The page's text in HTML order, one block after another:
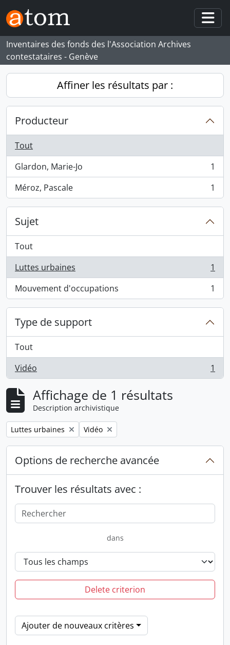
Skip to main content
Inventaires des fonds des l'Association Archives
contestataires - Genève
Affiner les résultats par :
Producteur
Tout
Glardon, Marie-Jo
, 1 résultats
1
Méroz, Pascale
, 1 résultats 1
Sujet
Tout
Luttes urbaines
, 1 résultats
1
Mouvement d'occupations
, 1 résultats 1
Type de support
Tout
Vidéo
, 1 résultats 1
Affichage de 1 résultats
Description archivistique
Remove filter:
Luttes urbaines Remove filter:
Vidéo
Options de recherche avancée
Trouver les résultats avec :
dans
Delete criterion
Ajouter de nouveaux critères